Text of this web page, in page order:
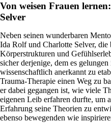
Von weisen Frauen
Selver
Neben seinen wunderbaren
Ida Rolf und Charlotte Selver, die
Körperstrukturen und
sicher derjenige, dem es
wissenschaftlich anerkannt zu
Trauma-Therapie einen Weg zu
er dabei gegangen ist, wie viele
eigenen Leib erfahren durfte, um
Erfahrung seine Theorien zu
ebenso bewegenden wie